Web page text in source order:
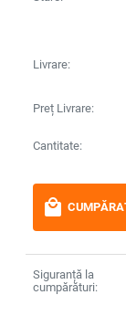
Livrare:
Preț Livrare:
Cantitate:
local_mall
Siguranță la
cumpărături: